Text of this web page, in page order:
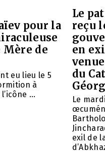
pour la
Mère de
eu lieu le 5
à
...
Le
reçu
en
du
Le
exil de